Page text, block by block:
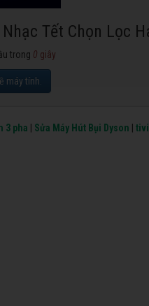
Tết Chọn Lọc
trong 0 giây
máy tính.
3 pha Sửa Máy Hút Bụi Dyson